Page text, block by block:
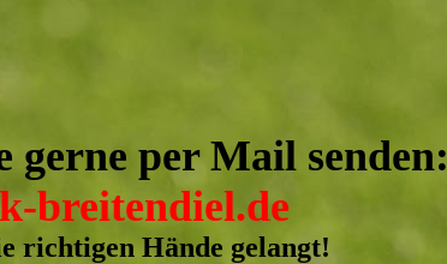
per Mail senden:
breitendiel.de
richtigen Hände gelangt!